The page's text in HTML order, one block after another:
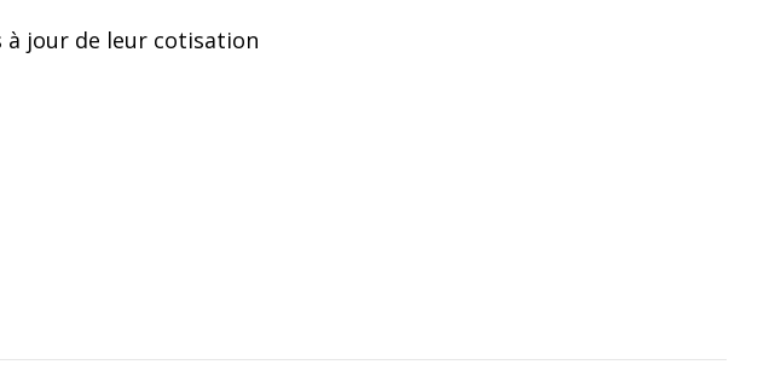
à jour de leur cotisation